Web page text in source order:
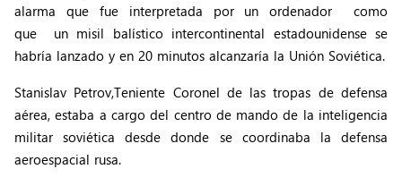
alarma que fue interpretada por un ordenador como
que un misil balístico intercontinental estadounidense se
habría lanzado y en 20 minutos alcanzaría la Unión Soviética.
Stanislav Petrov,Teniente Coronel de las tropas de defensa
aérea, estaba a cargo del centro de mando de la inteligencia
militar soviética desde donde se coordinaba la defensa
aeroespacial rusa.